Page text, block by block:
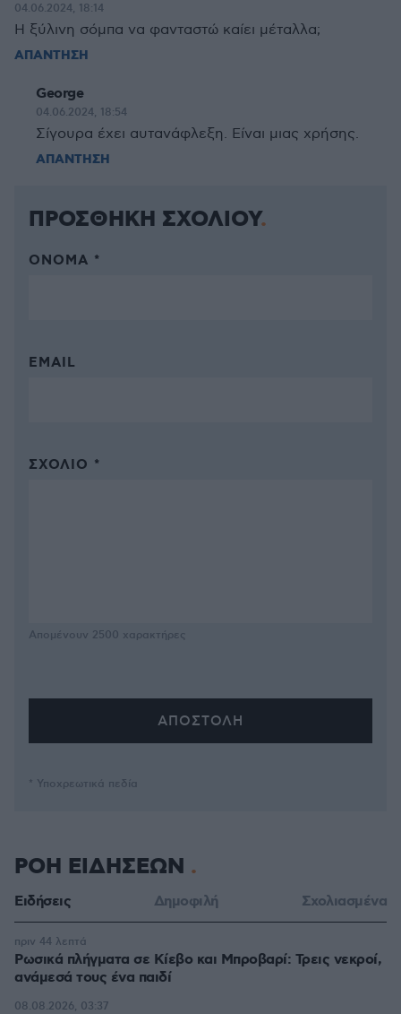
04.06.2024, 18:14
Η ξύλινη σόμπα να φανταστώ καίει μέταλλα;
ΑΠΑΝΤΗΣΗ
George
04.06.2024, 18:54
Σίγουρα έχει αυτανάφλεξη. Είναι μιας χρήσης.
ΑΠΑΝΤΗΣΗ
ΠΡΟΣΘΗΚΗ ΣΧΟΛΙΟΥ
ΌΝΟΜΑ *
EMAIL
ΣΧΌΛΙΟ *
Απομένουν 2500 χαρακτήρες
* Υποχρεωτικά πεδία
ΡΟΗ ΕΙΔΗΣΕΩΝ
Ειδήσεις Δημοφιλή Σχολιασμένα
Ρωσικά πλήγματα σε Κίεβο και Μπροβαρί: Τρεις νεκροί,
ανάμεσά τους ένα παιδί
πριν 44 λεπτά
08.08.2026, 03:37